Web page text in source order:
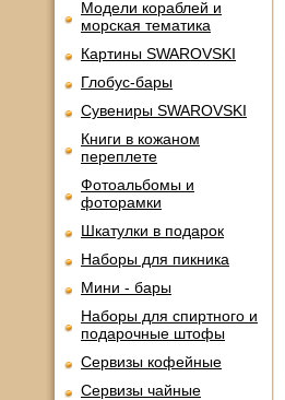
Модели кораблей и
морская тематика
Картины SWAROVSKI
Глобус-бары
Сувениры SWAROVSKI
Книги в кожаном
переплете
Фотоальбомы и
фоторамки
Шкатулки в подарок
Наборы для пикника
Мини - бары
Наборы для спиртного и
подарочные штофы
Сервизы кофейные
Сервизы чайные